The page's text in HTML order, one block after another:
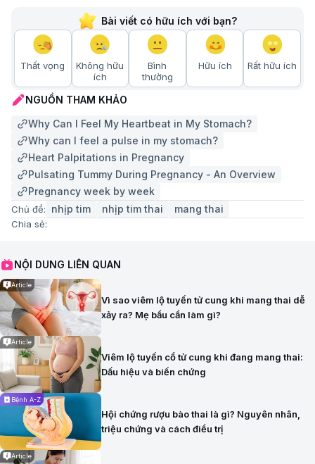
Bài viết có hữu ích với bạn?
Thất vọng
Không hữu
ích
Bình
thường
Hữu ích Rất hữu ích
NGUỒN THAM KHẢO
Why Can I Feel My Heartbeat in My Stomach?
Why can I feel a pulse in my stomach?
Heart Palpitations in Pregnancy
Pulsating Tummy During Pregnancy - An Overview
Pregnancy week by week
Chủ đề: nhịp tim nhịp tim thai mang thai
Chia sẻ:
NỘI DUNG LIÊN QUAN
Article
Vì sao viêm lộ tuyến tử cung khi mang thai dễ
xảy ra? Mẹ bầu cần làm gì?
Article
Viêm lộ tuyến cổ tử cung khi đang mang thai:
Dấu hiệu và biến chứng
Bệnh A-Z
Hội chứng rượu bào thai là gì? Nguyên nhân,
triệu chứng và cách điều trị
Article